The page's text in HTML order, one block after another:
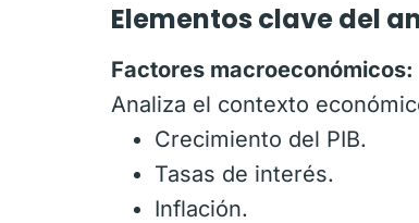
Elementos clave del
Factores macroeconómicos:
Analiza el contexto
Crecimiento del PIB.
Tasas de interés.
Inflación.